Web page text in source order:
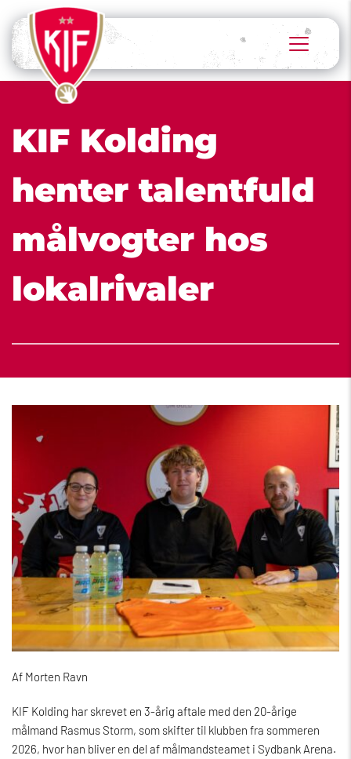
KIF Kolding
henter talentfuld
målvogter hos
lokalrivaler
Af Morten Ravn
KIF Kolding har skrevet en 3-årig aftale med den 20-årige
målmand Rasmus Storm, som skifter til klubben fra sommeren
2026, hvor han bliver en del af målmandsteamet i Sydbank Arena.